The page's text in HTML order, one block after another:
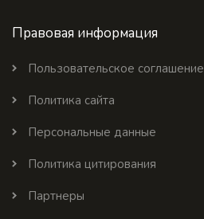
Правовая информация
Пользовательское соглашение
Политика сайта
Персональные данные
Политика цитирования
Партнеры